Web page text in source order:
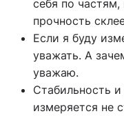
себя по
прочность
Если я буду
уважать. А
уважаю.
Стабильность
измеряется не